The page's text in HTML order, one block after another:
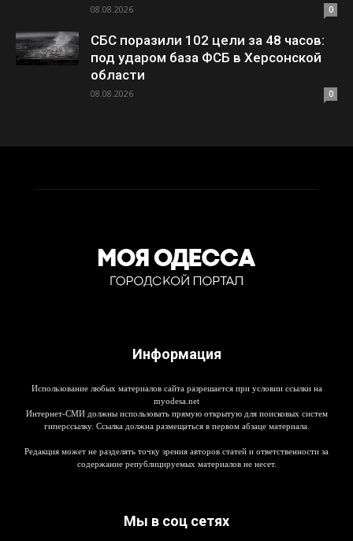
08.08.2026 0
СБС поразили 102 цели за 48 часов:
под ударом база ФСБ в Херсонской
области
08.08.2026 0
Информация
Использование любых материалов сайта разрешается при условии ссылки на
myodesa.net
Интернет-СМИ должны использовать прямую открытую для поисковых систем
гиперссылку. Ссылка должна размещаться в первом абзаце материала.
Редакция может не разделять точку зрения авторов статей и ответственности за
содержание републицируемых материалов не несет.
Мы в соц сетях